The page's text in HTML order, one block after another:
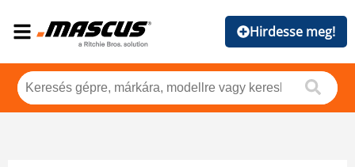
Hirdesse meg!